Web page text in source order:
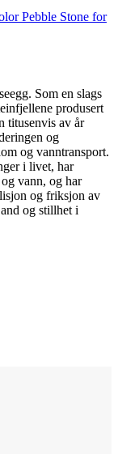
Som en slags
produsert
titusenvis av år
og
og vanntransport.
i livet, har
vann, og har
og friksjon av
og stillhet i